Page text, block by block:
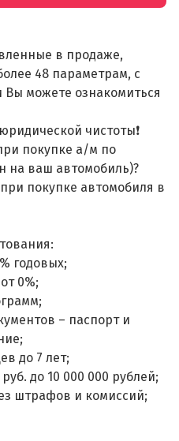
в продаже,
48 параметрам, с
Вы можете ознакомиться
чистоты❗
покупке а/м по
на ваш автомобиль)?
покупке автомобиля в
годовых;
0%;
– паспорт и
до 7 лет;
до 10 000 000 рублей;
штрафов и комиссий;